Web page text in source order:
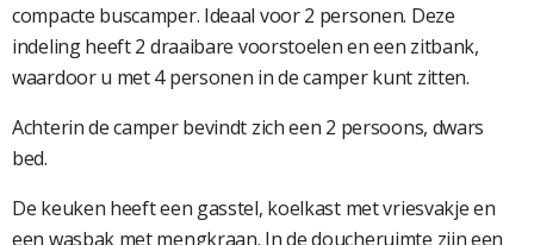
compacte buscamper. Ideaal voor 2 personen. Deze
indeling heeft 2 draaibare voorstoelen en een zitbank,
waardoor u met 4 personen in de camper kunt zitten.
Achterin de camper bevindt zich een 2 persoons, dwars
bed.
De keuken heeft een gasstel, koelkast met vriesvakje en
een wasbak met mengkraan. In de doucheruimte zijn een